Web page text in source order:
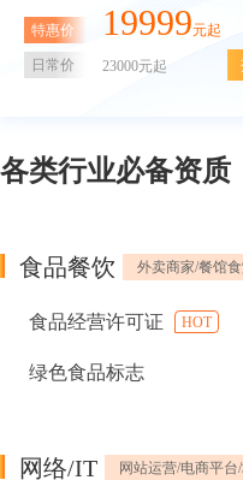
特惠价 19999元起
日常价 23000元起
各类行业必备资质
食品餐饮 外卖商家/餐馆
食品经营许可证 HOT
绿色食品标志
网络/IT 网站运营/电商平台